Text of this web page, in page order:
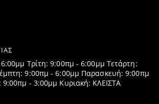
Τρίτη: 9:00πμ - 6:00μμ Τετάρτη:
9:00πμ - 6:00μμ Παρασκευή: 9:00πμ
- 3:00μμ Κυριακή: ΚΛΕΙΣΤΑ